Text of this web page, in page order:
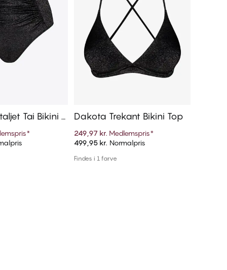
til kurv
Tai Bikini T
*
Tilføj til kurv
Dakota Trekant Bikini Top
249,97 kr. Medlemspris*
499,95 kr. Normalpris
Findes i 1 farve